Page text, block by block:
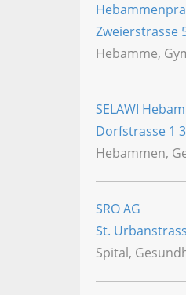
Zweierstrasse
Hebamme,
SELAWI
Dorfstrasse 1
Hebammen,
SRO AG
St.
Spital,